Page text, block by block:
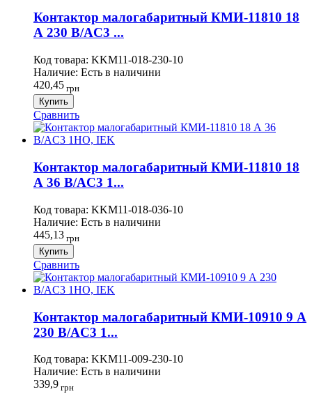
Контактор малогабаритный КМИ-11810 18
А 230 В/AC3 ...
Код товара: KKM11-018-230-10
Наличие: Есть в наличини
420,45 грн
Купить
Сравнить
Контактор малогабаритный КМИ-11810 18
А 36 В/AC3 1...
Код товара: KKM11-018-036-10
Наличие: Есть в наличини
445,13 грн
Купить
Сравнить
Контактор малогабаритный КМИ-10910 9 А
230 В/AC3 1...
Код товара: KKM11-009-230-10
Наличие: Есть в наличини
339,9 грн